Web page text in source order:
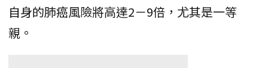
自身的肺癌風險將高達2－9倍，尤其是一等
親。